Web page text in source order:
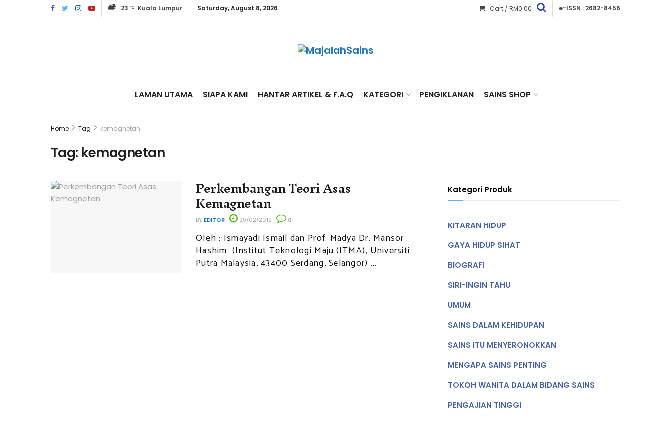
23 °C Kuala Lumpur Saturday, August 8, 2026 Cart / RM0.00 e-ISSN : 2682-8456
LAMAN UTAMA SIAPA KAMI HANTAR ARTIKEL & F.A.Q KATEGORI PENGIKLANAN SAINS SHOP
Home Tag kemagnetan
Tag: kemagnetan
Perkembangan Teori Asas
Kemagnetan
BY EDITOR 29/02/2012 0
Oleh : Ismayadi Ismail dan Prof. Madya Dr. Mansor
Hashim (Institut Teknologi Maju (ITMA), Universiti
Putra Malaysia, 43400 Serdang, Selangor) ...
Kategori Produk
KITARAN HIDUP
GAYA HIDUP SIHAT
BIOGRAFI
SIRI-INGIN TAHU
UMUM
SAINS DALAM KEHIDUPAN
SAINS ITU MENYERONOKKAN
MENGAPA SAINS PENTING
TOKOH WANITA DALAM BIDANG SAINS
PENGAJIAN TINGGI